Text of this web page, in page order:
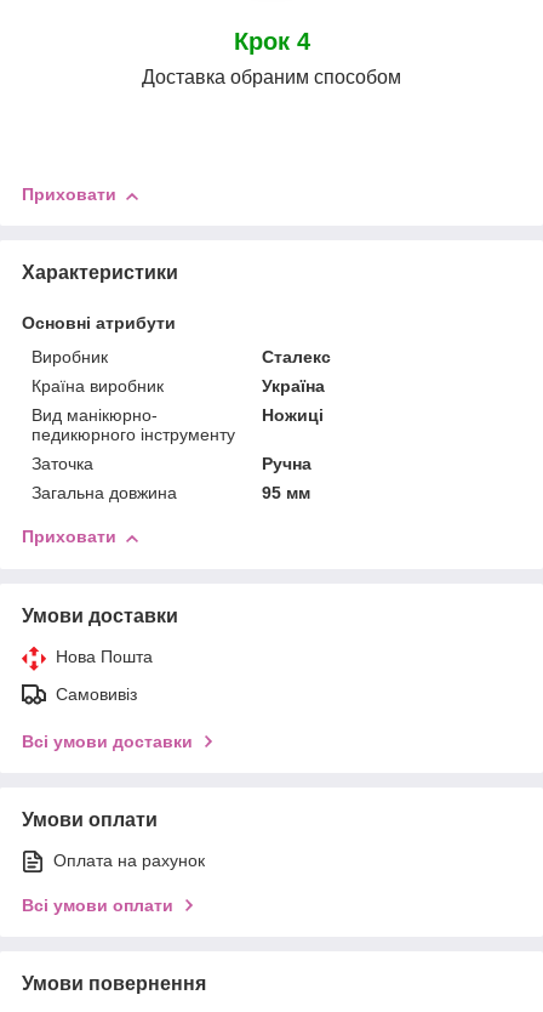
Крок 4
Доставка обраним способом
Приховати
Характеристики
Основні атрибути
Виробник
Сталекс
Країна виробник
Україна
Вид манікюрно-
педикюрного інструменту
Ножиці
Заточка
Ручна
Загальна довжина
95 мм
Приховати
Умови доставки
Нова Пошта
Самовивіз
Всі умови доставки
Умови оплати
Оплата на рахунок
Всі умови оплати
Умови повернення